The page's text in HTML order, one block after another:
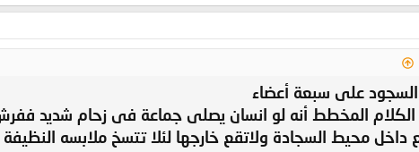
على سبعة أعضاء
المخطط أنه لو انسان يصلى جماعة فى زحام شديد
داخل محيط السجادة ولاتقع خارجها لئلا تتسخ ملابسه النظيفة